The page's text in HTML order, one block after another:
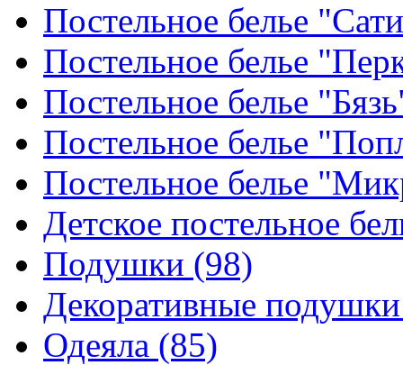
Постельное белье
Постельное белье
Постельное белье
Постельное белье
Постельное белье
Детское постельное
Подушки (98)
Декоративные
Одеяла (85)